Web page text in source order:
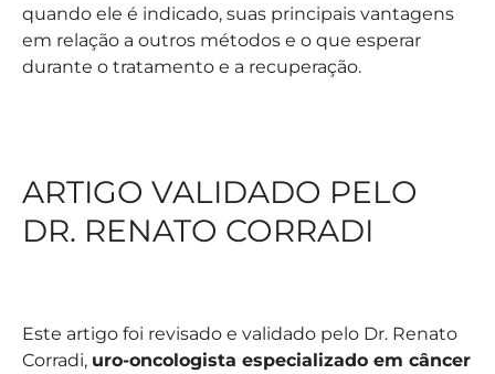
quando ele é indicado, suas principais vantagens
em relação a outros métodos e o que esperar
durante o tratamento e a recuperação.
ARTIGO VALIDADO PELO
DR. RENATO CORRADI
Este artigo foi revisado e validado pelo Dr. Renato
Corradi, uro-oncologista especializado em câncer